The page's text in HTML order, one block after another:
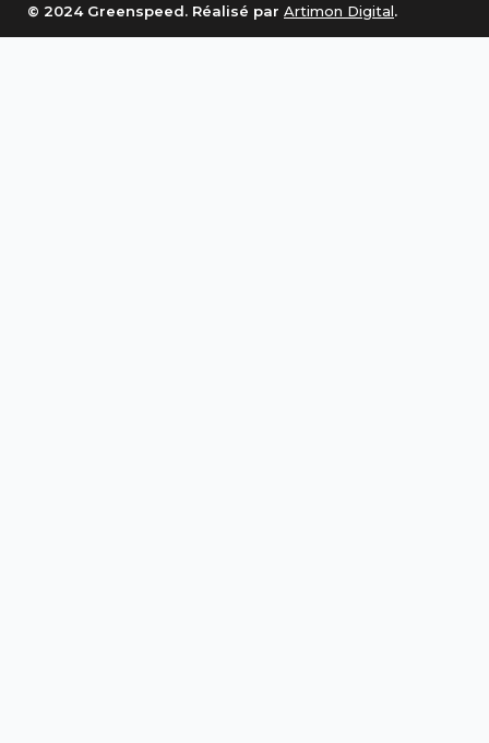
© 2024 Greenspeed. Réalisé par Artimon Digital.